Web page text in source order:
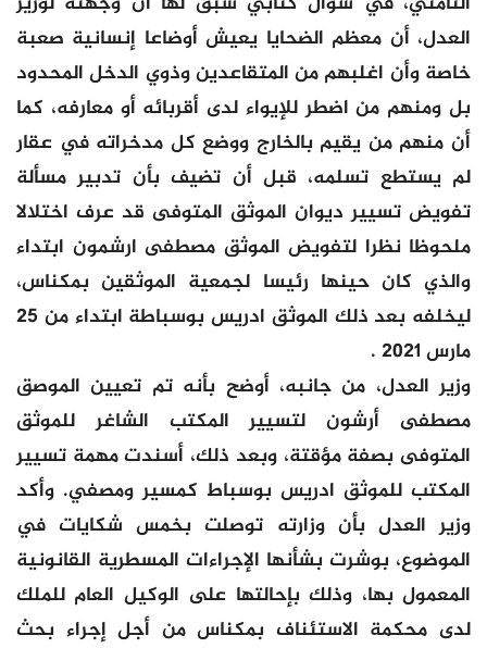
العدل، أن معظم الضحايا يعيش أوضاعا إنسانية صعبة
خاصة وأن اغلبهم من المتقاعدين وذوي الدخل المحدود
بل ومنهم من اضطر للإيواء لدى أقربائه أو معارفه، كما
أن منهم من يقيم بالخارج ووضع كل مدخراته في عقار
لم يستطع تسلمه، قبل أن تضيف بأن تدبير مسألة
تفويض تسيير ديوان الموثق المتوفى قد عرف اختلالا
ملحوظا نظرا لتفويض الموثق مصطفى ارشمون ابتداء
والذي كان حينها رئيسا لجمعية الموثقين بمكناس،
ليخلفه بعد ذلك الموثق ادريس بوسباطة ابتداء من 25
مارس 2021 .
وزير العدل، من جانبه، أوضح بأنه تم تعيين الموصق
مصطفى أرشون لتسيير المكتب الشاغر للموثق
المتوفى بصفة مؤقتة، وبعد ذلك، أسندت مهمة تسيير
المكتب للموثق ادريس بوسباط كمسير ومصفي. وأكد
وزير العدل بأن وزارته توصلت بخمس شكايات في
الموضوع، بوشرت بشأنها الإجراءات المسطرية القانونية
المعمول بها، وذلك بإحالتها على الوكيل العام للملك
لدى محكمة الاستئناف بمكناس من أجل إجراء بحث